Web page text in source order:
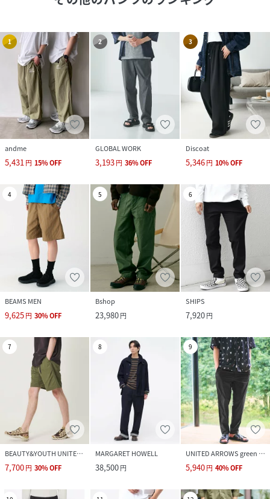
1
andme
5,431円 15%OFF
2
GLOBAL WORK
3,193円 36%OFF
3
Discoat
5,346円 10%OFF
4
BEAMS MEN
9,625円 30%OFF
5
Bshop
23,980円
6
SHIPS
7,920円
7
BEAUTY&YOUTH UNITED ARROWS
7,700円 30%OFF
8
MARGARET HOWELL
38,500円
9
UNITED ARROWS green label relaxing
5,940円 40%OFF